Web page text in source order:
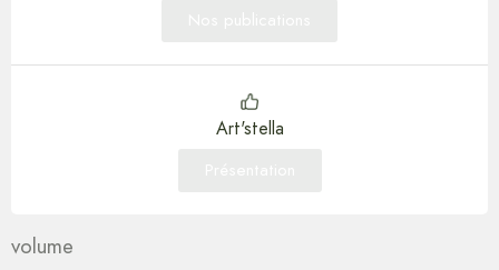
Art'stella
volume